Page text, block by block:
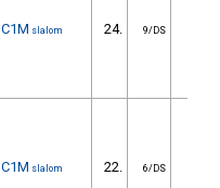
C1M slalom 24. 9/DS
C1M slalom 22. 6/DS